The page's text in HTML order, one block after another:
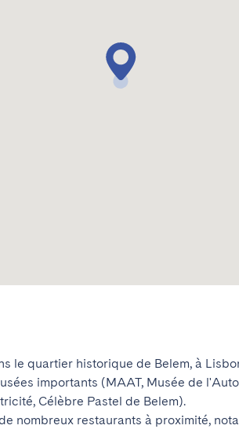
le quartier historique de Belem, à
importants (MAAT, Musée de
Célèbre Pastel de Belem).
nombreux restaurants à proximité,